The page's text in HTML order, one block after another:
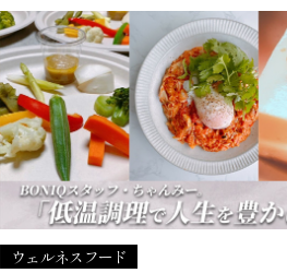
ウェルネスフード